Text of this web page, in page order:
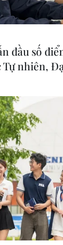
Tràng An
Thế giới, ngày
Việt Nam được
nhiên. (Ảnh:
đầu số
nhiên,